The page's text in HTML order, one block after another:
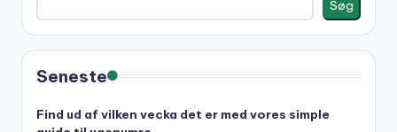
Søg
Seneste
Find ud af vilken vecka det er med vores simple